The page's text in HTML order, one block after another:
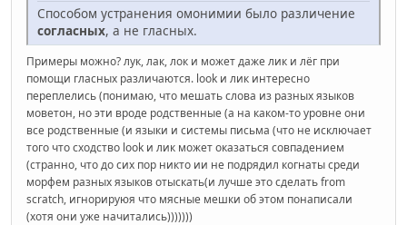
Способом устранения омонимии было различение
согласных, а не гласных.
Примеры можно? лук, лак, лок и может даже лик и лёг при
помощи гласных различаются. look и лик интересно
переплелись (понимаю, что мешать слова из разных языков
моветон, но эти вроде родственные (а на каком-то уровне они
все родственные (и языки и системы письма (что не исключает
того что сходство look и лик может оказаться совпадением
(странно, что до сих пор никто ии не подрядил когнаты среди
морфем разных языков отыскать(и лучше это сделать from
scratch, игнорируюя что мясные мешки об этом понаписали
(хотя они уже начитались)))))))